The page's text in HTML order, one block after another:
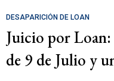
DESAPARICIÓN DE LOAN
Juicio por
de 9 de Julio y